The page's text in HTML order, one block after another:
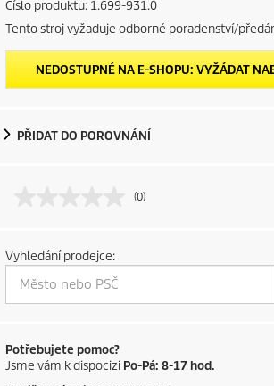
Číslo produktu: 1.699-931.0
Tento stroj vyžaduje odborné poradenství/
NEDOSTUPNÉ NA E-SHOPU: VYŽÁDAT
PŘIDAT DO POROVNÁNÍ
(0)
Vyhledání prodejce:
Potřebujete pomoc?
Jsme vám k dispocizi Po-Pá: 8-17 hod.